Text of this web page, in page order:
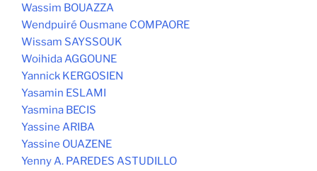
Wassim BOUAZZA
Wendpuiré Ousmane COMPAORE
Wissam SAYSSOUK
Woihida AGGOUNE
Yannick KERGOSIEN
Yasamin ESLAMI
Yasmina BECIS
Yassine ARIBA
Yassine OUAZENE
Yenny A. PAREDES ASTUDILLO